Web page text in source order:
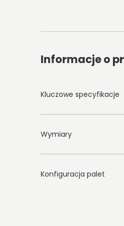
Informacje o
Kluczowe specyfikacje
Wymiary
Konfiguracja palet